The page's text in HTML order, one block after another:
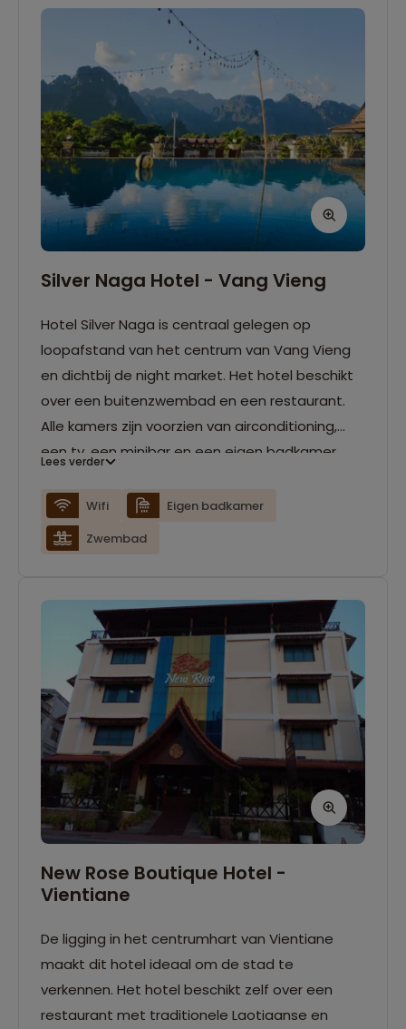
Silver Naga Hotel - Vang Vieng
Hotel Silver Naga is centraal gelegen op
loopafstand van het centrum van Vang Vieng
en dichtbij de night market. Het hotel beschikt
over een buitenzwembad en een restaurant.
Alle kamers zijn voorzien van airconditioning,
een tv, een minibar en een eigen badkamer.
Lees verder
Wifi
Eigen badkamer
Zwembad
New Rose Boutique Hotel -
Vientiane
De ligging in het centrumhart van Vientiane
maakt dit hotel ideaal om de stad te
verkennen. Het hotel beschikt zelf over een
restaurant met traditionele Laotiaanse en